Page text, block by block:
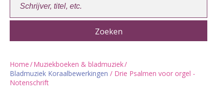
Winkelwagen:
Home/Muziekboeken & bladmuziek/
Bladmuziek Koraalbewerkingen / Drie Psalmen voor orgel -
Notenschrift